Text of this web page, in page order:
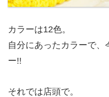
カラーは12色。
自分にあったカラーで、
ー!!
それでは店頭で。